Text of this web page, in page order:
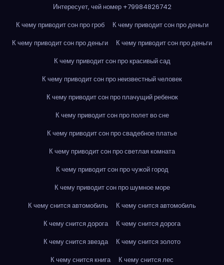
Интересует, чей номер +79984826742
К чему приводит сон про гроб
К чему приводит сон про деньги
К чему приводит сон про деньги
К чему приводит сон про деньги
К чему приводит сон про красивый сад
К чему приводит сон про неизвестный человек
К чему приводит сон про плачущий ребенок
К чему приводит сон про полет во сне
К чему приводит сон про свадебное платье
К чему приводит сон про светлая комната
К чему приводит сон про чужой город
К чему приводит сон про шумное море
К чему снится автомобиль
К чему снится автомобиль
К чему снится дорога
К чему снится дорога
К чему снится звезда
К чему снится золото
К чему снится книга
К чему снится лес